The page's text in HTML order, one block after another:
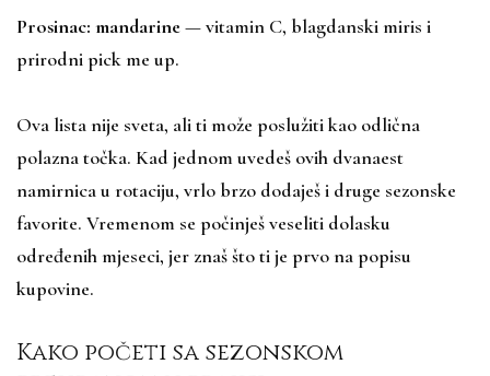
Prosinac: mandarine— vitamin C, blagdanski miris i
prirodni pick me up.
Ova lista nije sveta, ali ti može poslužiti kao odlična
polazna točka. Kad jednom uvedeš ovih dvanaest
namirnica u rotaciju, vrlo brzo dodaješ i druge sezonske
favorite. Vremenom se počinješ veseliti dolasku
određenih mjeseci, jer znaš što ti je prvo na popisu
kupovine.
Kako početi sa sezonskom